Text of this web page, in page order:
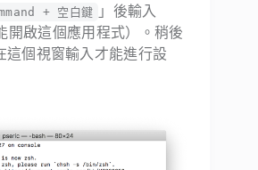
+ 空白鍵 」後輸入
開啟這個應用程式）。稍後
這個視窗輸入才能進行設